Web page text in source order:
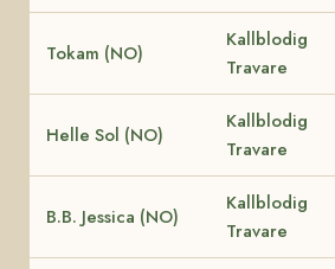
Tokam (NO)
Kallblodig
Travare
Helle Sol (NO)
Kallblodig
Travare
B.B. Jessica (NO)
Kallblodig
Travare